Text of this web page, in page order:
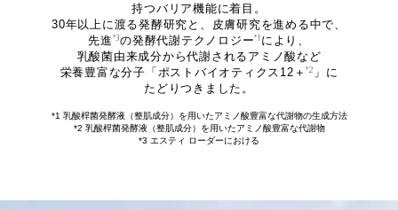
持つバリア機能に着目。
30年以上に渡る発酵研究と、皮膚研究を進める中で、
先進*3の発酵代謝テクノロジー*1 により、
乳酸菌由来成分から代謝されるアミノ酸など
栄養豊富な分子「ポストバイオティクス12＋*2 」に
たどりつきました。
*1 乳酸桿菌発酵液（整肌成分）を用いたアミノ酸豊富な代謝物の生成方法
*2 乳酸桿菌発酵液（整肌成分）を用いたアミノ酸豊富な代謝物
*3 エスティ ローダーにおける